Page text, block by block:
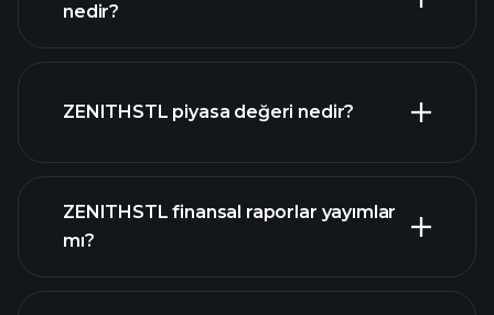
ZENITHSTL grafik
nedir?
ZENITHSTL piyasa değeri nedir?
ZENITHSTL finansal raporlar yayımlar
mı?
ZENITHSTL finansal verilerini